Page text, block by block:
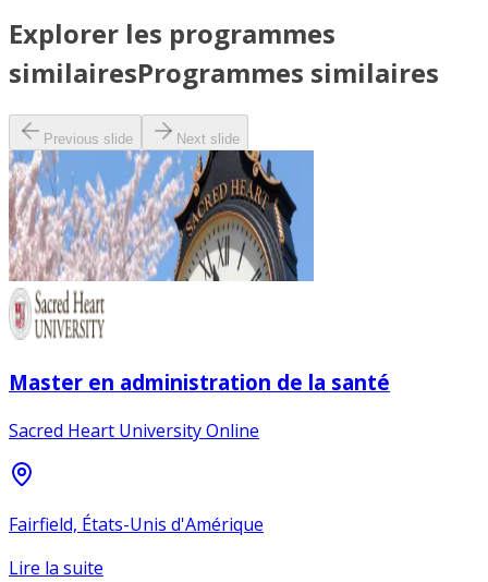
Explorer les programmes
similairesProgrammes similaires
Previous slide Next slide
Master en administration de la santé
Sacred Heart University Online
Fairfield, États-Unis d'Amérique
Lire la suite